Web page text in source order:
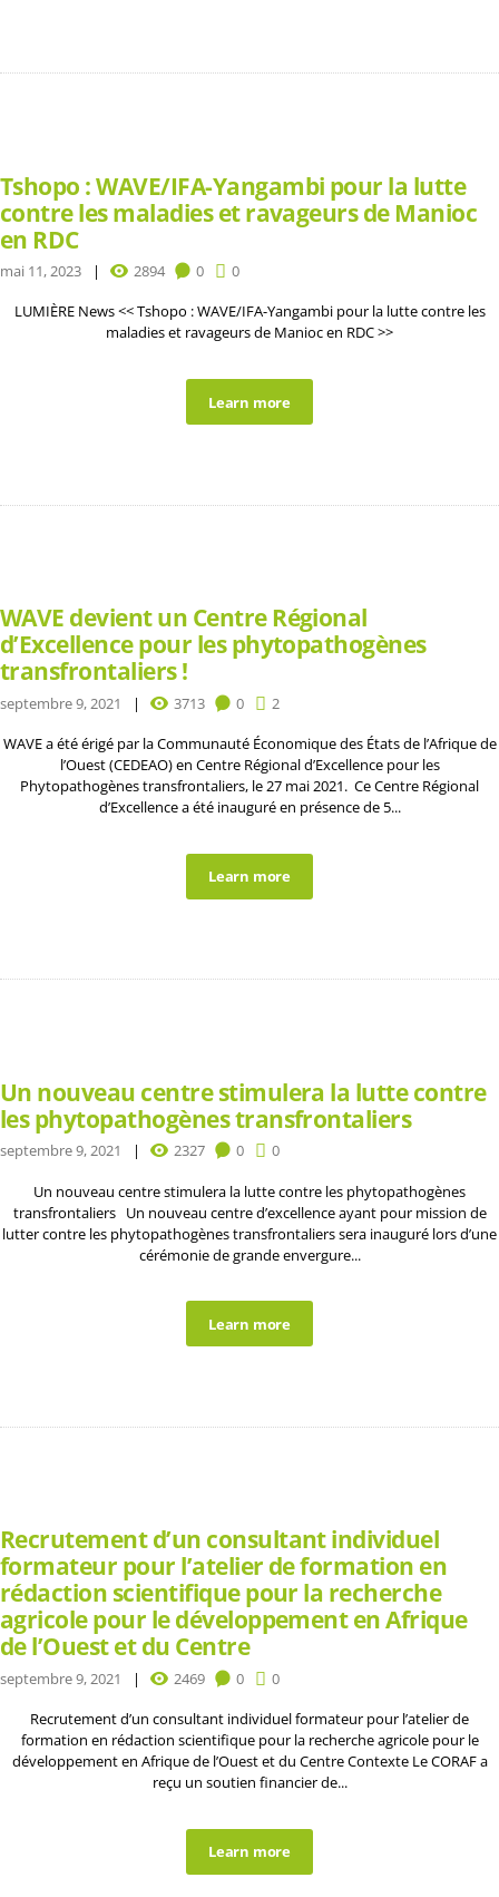
Tshopo : WAVE/IFA-Yangambi pour la lutte
contre les maladies et ravageurs de Manioc
en RDC
mai 11, 2023 2894 0 0
LUMIÈRE News << Tshopo : WAVE/IFA-Yangambi pour la lutte contre les
maladies et ravageurs de Manioc en RDC >>
Learn more
WAVE devient un Centre Régional
d’Excellence pour les phytopathogènes
transfrontaliers !
septembre 9, 2021 3713 0 2
WAVE a été érigé par la Communauté Économique des États de l’Afrique de
l’Ouest (CEDEAO) en Centre Régional d’Excellence pour les
Phytopathogènes transfrontaliers, le 27 mai 2021. Ce Centre Régional
d’Excellence a été inauguré en présence de 5...
Learn more
Un nouveau centre stimulera la lutte contre
les phytopathogènes transfrontaliers
septembre 9, 2021 2327 0 0
Un nouveau centre stimulera la lutte contre les phytopathogènes
transfrontaliers Un nouveau centre d’excellence ayant pour mission de
lutter contre les phytopathogènes transfrontaliers sera inauguré lors d’une
cérémonie de grande envergure...
Learn more
Recrutement d’un consultant individuel
formateur pour l’atelier de formation en
rédaction scientifique pour la recherche
agricole pour le développement en Afrique
de l’Ouest et du Centre
septembre 9, 2021 2469 0 0
Recrutement d’un consultant individuel formateur pour l’atelier de
formation en rédaction scientifique pour la recherche agricole pour le
développement en Afrique de l’Ouest et du Centre Contexte Le CORAF a
reçu un soutien financier de...
Learn more